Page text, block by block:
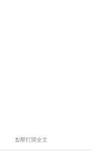
點擊打開全文